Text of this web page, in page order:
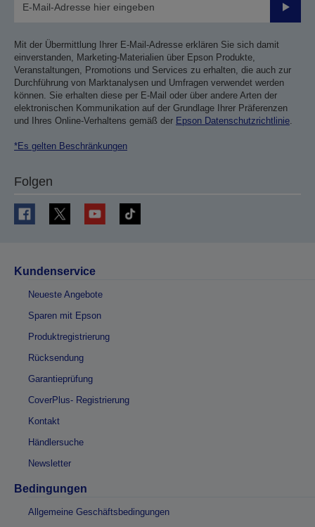
Mit der Übermittlung Ihrer E-Mail-Adresse erklären Sie sich damit
einverstanden, Marketing-Materialien über Epson Produkte,
Veranstaltungen, Promotions und Services zu erhalten, die auch zur
Durchführung von Marktanalysen und Umfragen verwendet werden
können. Sie erhalten diese per E-Mail oder über andere Arten der
elektronischen Kommunikation auf der Grundlage Ihrer Präferenzen
und Ihres Online-Verhaltens gemäß der Epson Datenschutzrichtlinie.
*Es gelten Beschränkungen
Folgen
Kundenservice
Neueste Angebote
Sparen mit Epson
Produktregistrierung
Rücksendung
Garantieprüfung
CoverPlus- Registrierung
Kontakt
Händlersuche
Newsletter
Bedingungen
Allgemeine Geschäftsbedingungen